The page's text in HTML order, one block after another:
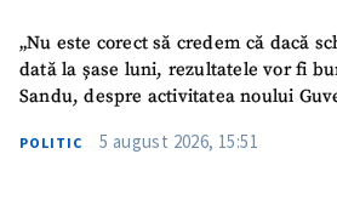
„Nu este corect să credem că dacă
dată la șase luni, rezultatele vor fi
Sandu, despre activitatea noului
POLITIC 5 august 2026, 15:51